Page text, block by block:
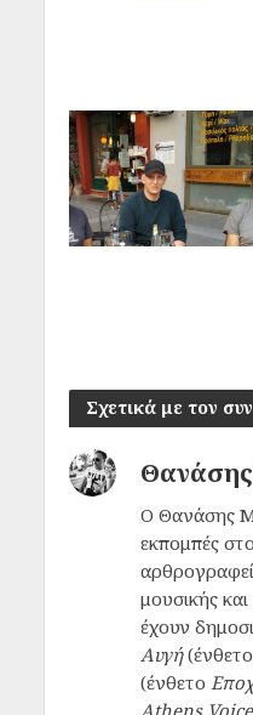
Σχετικά με τον
Ο Θανάσης
εκπομπές
μουσικής
έχουν
Αυγή(ένθετο
(ένθετο